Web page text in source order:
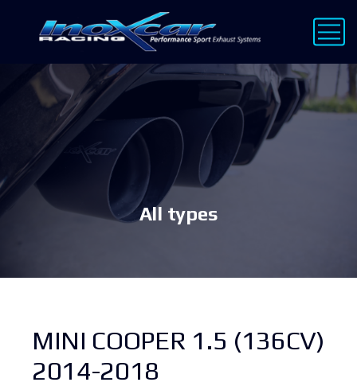
All types
MINI COOPER 1.5 (136CV)
2014-2018